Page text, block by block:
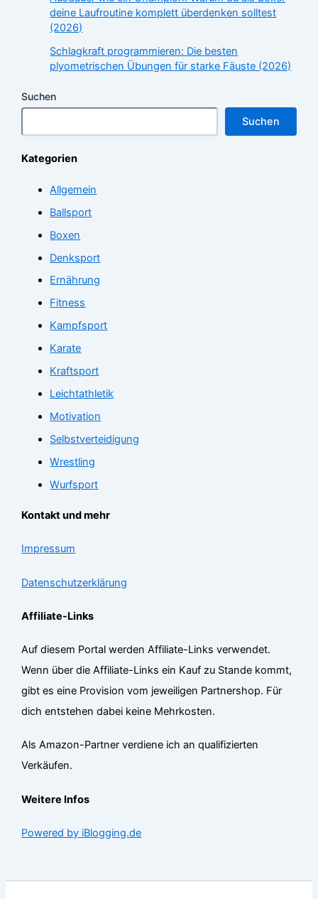
deine Laufroutine komplett überdenken solltest
(2026)
Schlagkraft programmieren: Die besten
plyometrischen Übungen für starke Fäuste (2026)
Suchen
Suchen
Kategorien
Allgemein
Ballsport
Boxen
Denksport
Ernährung
Fitness
Kampfsport
Karate
Kraftsport
Leichtathletik
Motivation
Selbstverteidigung
Wrestling
Wurfsport
Kontakt und mehr
Impressum
Datenschutzerklärung
Affiliate-Links
Auf diesem Portal werden Affiliate-Links verwendet.
Wenn über die Affiliate-Links ein Kauf zu Stande kommt,
gibt es eine Provision vom jeweiligen Partnershop. Für
dich entstehen dabei keine Mehrkosten.
Als Amazon-Partner verdiene ich an qualifizierten
Verkäufen.
Weitere Infos
Powered by iBlogging.de